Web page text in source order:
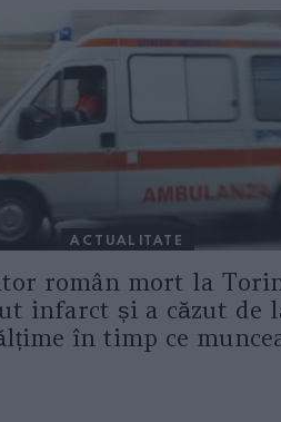
ACTUALITATE
român mort la
infarct și a căzut de
în timp ce